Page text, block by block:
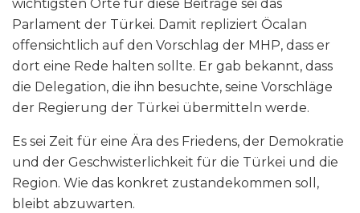
wichtigsten Orte für diese Beiträge sei das
Parlament der Türkei. Damit repliziert Öcalan
offensichtlich auf den Vorschlag der MHP, dass er
dort eine Rede halten sollte. Er gab bekannt, dass
die Delegation, die ihn besuchte, seine Vorschläge
der Regierung der Türkei übermitteln werde.
Es sei Zeit für eine Ära des Friedens, der Demokratie
und der Geschwisterlichkeit für die Türkei und die
Region. Wie das konkret zustandekommen soll,
bleibt abzuwarten.